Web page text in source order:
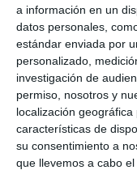
a información en un
datos personales,
estándar enviada por
personalizado,
investigación de
permiso, nosotros y
localización
características de
su consentimiento a
que llevemos a cabo
AYL.TV